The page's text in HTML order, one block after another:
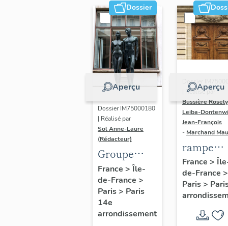
Dossier
Aperçu
Dossier IM75000180
| Réalisé par
Sol Anne-Laure
(Rédacteur)
Groupe
sculpté :
Les
Adolescents
France > Île-
de-France >
Paris> Paris
14e
arrondissement
Aperçu
Dossier
| Réalisé par
Bussière
Leiba-
Jean-François
- Marchand
rampe
d'appui,
escalier
l' hôtel
(non
France >
de-France >
Paris>